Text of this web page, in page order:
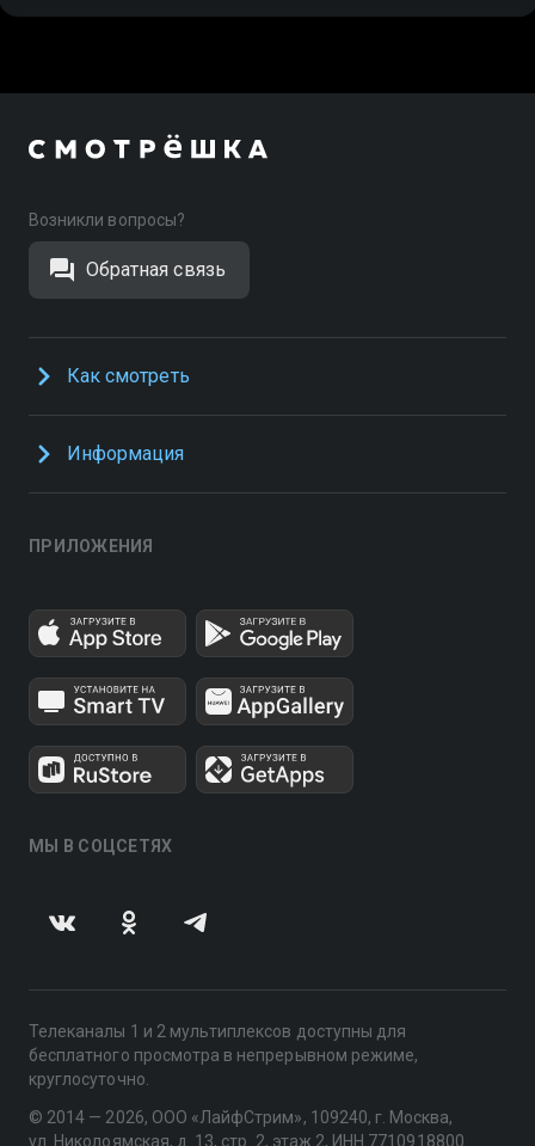
Возникли вопросы?
Обратная связь
Как смотреть
Информация
ПРИЛОЖЕНИЯ
МЫ В СОЦСЕТЯХ
Телеканалы 1 и 2 мультиплексов доступны для
бесплатного просмотра в непрерывном режиме,
круглосуточно.
© 2014 — 2026, ООО «ЛайфСтрим», 109240, г. Москва,
ул. Николоямская, д. 13, стр. 2, этаж 2, ИНН 7710918800